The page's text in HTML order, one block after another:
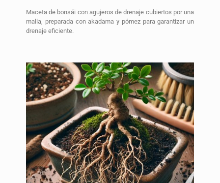
Maceta de bonsái con agujeros de drenaje cubiertos por una
malla, preparada con akadama y pómez para garantizar un
drenaje eficiente.